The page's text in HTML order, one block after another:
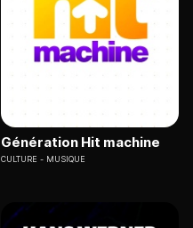
Génération Hit machine
CULTURE MUSIQUE